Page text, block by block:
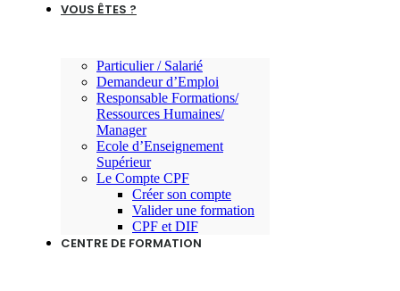
VOUS ÊTES ?
Particulier / Salarié
Demandeur d’Emploi
Responsable Formations/
Ressources Humaines/
Manager
Ecole d’Enseignement
Supérieur
Le Compte CPF
Créer son compte
Valider une formation
CPF et DIF
CENTRE DE FORMATION